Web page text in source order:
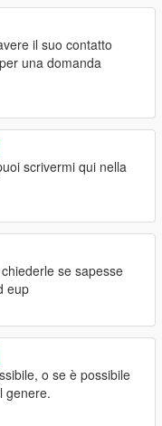
il suo contatto
una domanda
scrivermi qui nella
se sapesse
eup
o se è possibile
genere.